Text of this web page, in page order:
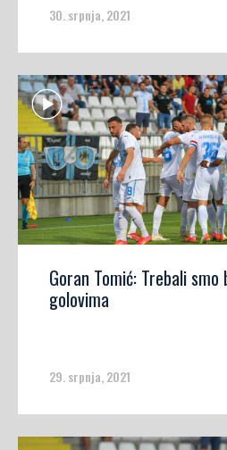
30. srpnja, 2021
Goran Tomić: Trebali
golovima
29. srpnja, 2021